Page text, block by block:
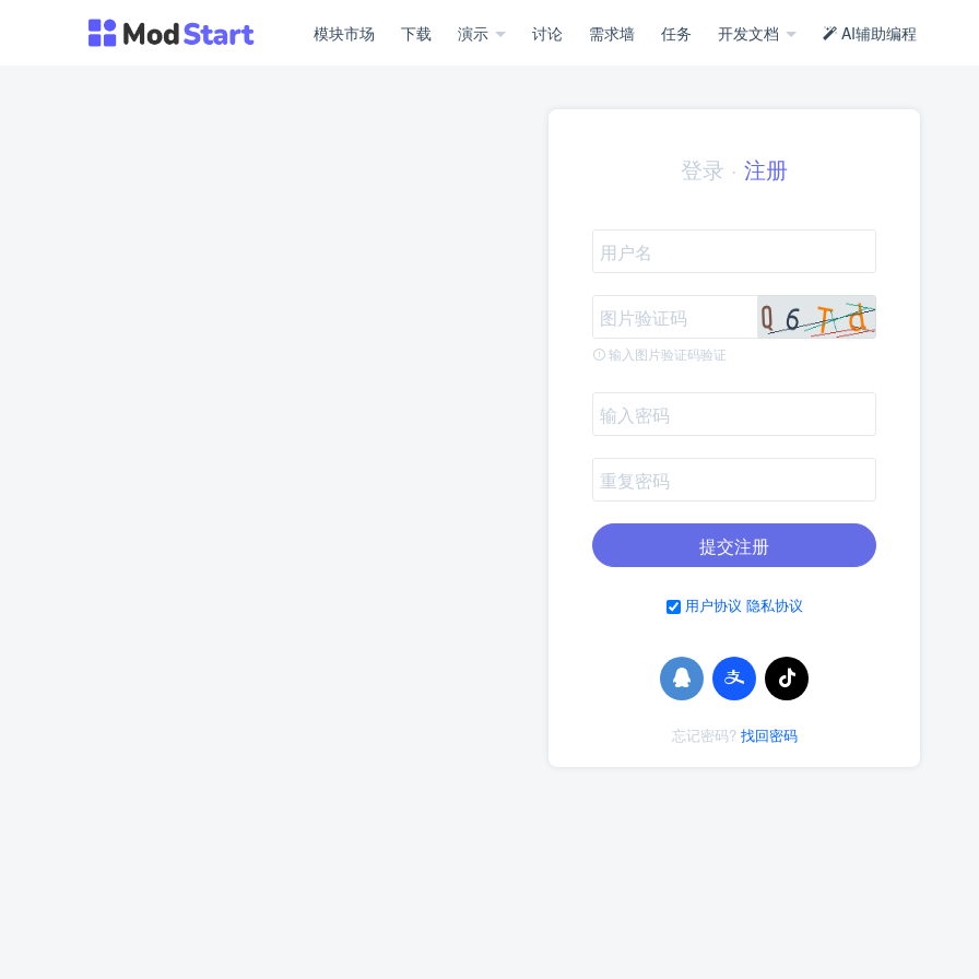
模块市场 下载 演示 讨论 需求墙 任务 开发文档 AI辅助编程
登录 · 注册
输入图片验证码验证
提交注册
用户协议 隐私协议
忘记密码? 找回密码